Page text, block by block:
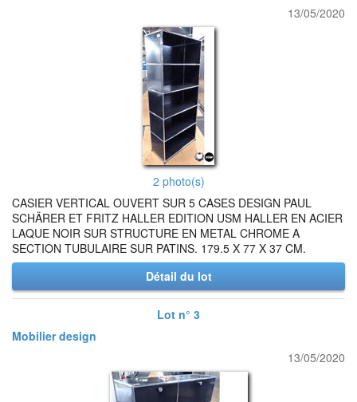
13/05/2020
2 photo(s)
CASIER VERTICAL OUVERT SUR 5 CASES DESIGN PAUL
SCHÄRER ET FRITZ HALLER EDITION USM HALLER EN ACIER
LAQUE NOIR SUR STRUCTURE EN METAL CHROME A
SECTION TUBULAIRE SUR PATINS. 179.5 X 77 X 37 CM.
Détail du lot
Lot n° 3
Mobilier design
13/05/2020